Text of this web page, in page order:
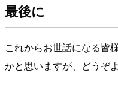
最後に
これからお世話になる皆
かと思いますが、どうぞ